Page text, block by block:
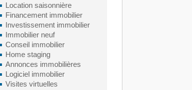
Location saisonnière
Financement immobilier
Investissement immobilier
Immobilier neuf
Conseil immobilier
Home staging
Annonces immobilières
Logiciel immobilier
Visites virtuelles